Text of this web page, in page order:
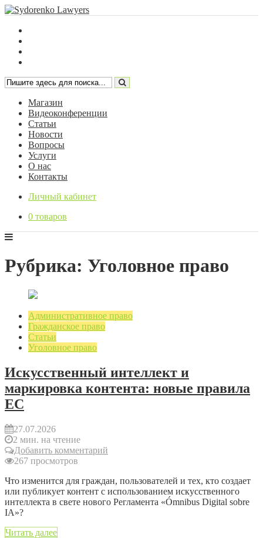
Магазин
Видеоконференции
Статьи
Новости
Вопросы
Услуги
О нас
Контакты
Личный кабинет
0 товаров
Рубрика: Уголовное право
Административное право
Гражданское право
Статьи
Уголовное право
Искусственный интеллект и
маркировка контента: новые правила
ЕС
27.07.2026
2 мин. на чтение
Добавить комментарий
267 просмотров
Что изменится для граждан, пользователей и тех, кто создает
или публикует контент с использованием искусственного
интеллекта в свете нового Регламента «Ómnibus Digital sobre
IA»?
Читать далее